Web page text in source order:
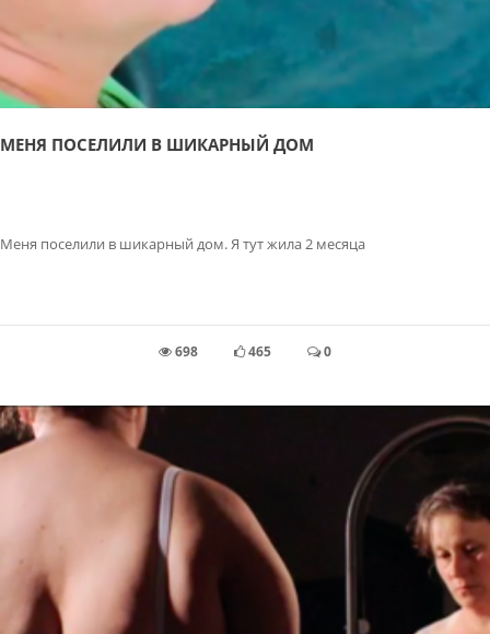
МЕНЯ ПОСЕЛИЛИ В ШИКАРНЫЙ ДОМ
Меня поселили в шикарный дом. Я тут жила 2 месяца
698 465 0